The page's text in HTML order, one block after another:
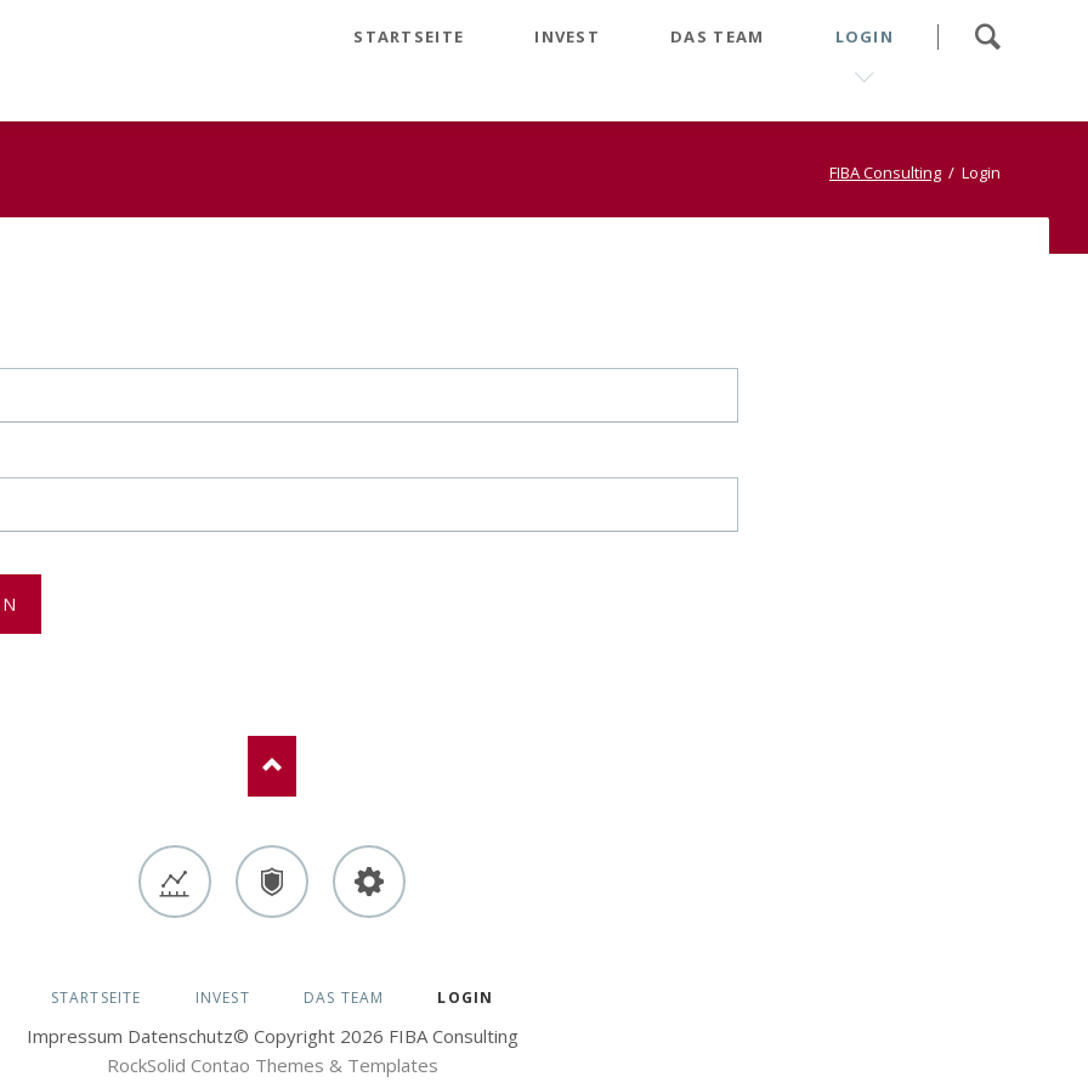
überspringen
STARTSEITE INVEST DAS TEAM LOGIN
FIBA Consulting Login
ÜBERSPRINGEN
STARTSEITE INVEST DAS TEAM LOGIN
Impressum Datenschutz© Copyright 2026 FIBA Consulting
RockSolid Contao Themes & Templates